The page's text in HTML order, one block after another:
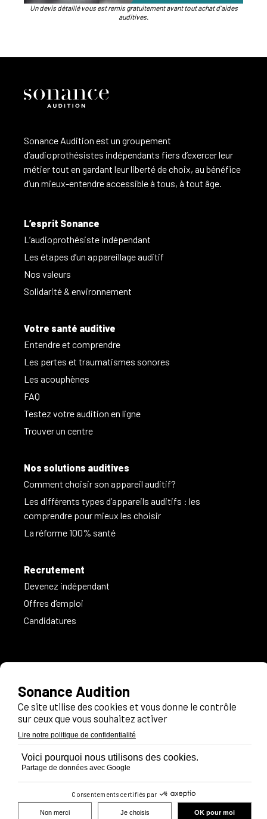
Un devis détaillé vous est remis gratuitement avant tout achat d’aides
auditives.
Sonance Audition est un groupement
d’audioprothésistes indépendants fiers d’exercer leur
métier tout en gardant leur liberté de choix, au bénéfice
d’un mieux-entendre accessible à tous, à tout âge.
L’esprit Sonance
L’audioprothésiste indépendant
Les étapes d’un appareillage auditif
Nos valeurs
Solidarité & environnement
Votre santé auditive
Entendre et comprendre
Les pertes et traumatismes sonores
Les acouphènes
FAQ
Testez votre audition en ligne
Trouver un centre
Nos solutions auditives
Comment choisir son appareil auditif?
Les différents types d’appareils auditifs : les
comprendre pour mieux les choisir
La réforme 100% santé
Recrutement
Devenez indépendant
Offres d’emploi
Candidatures
Informations légalesPolitique de confidentialité
ContactFAQ Espace proPlan du site
Suivez-nous